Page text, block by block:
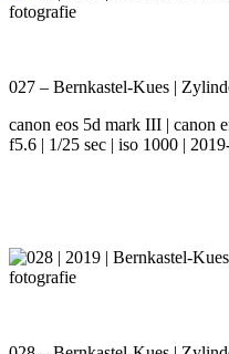
027 – Bernkastel-Kues |
canon eos 5d mark III | canon
f5.6 | 1/25 sec | iso 1000 |